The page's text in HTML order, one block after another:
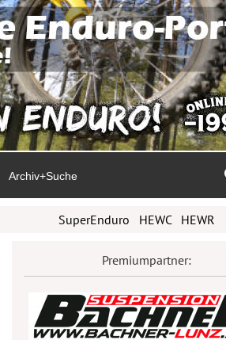
Archiv+Suche
SuperEnduro HEWC HEWR
Premiumpartner: